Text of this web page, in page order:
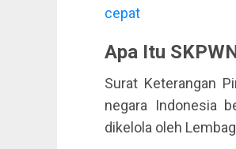
cepat
Apa Itu
Surat Keterangan
negara Indonesia
dikelola oleh